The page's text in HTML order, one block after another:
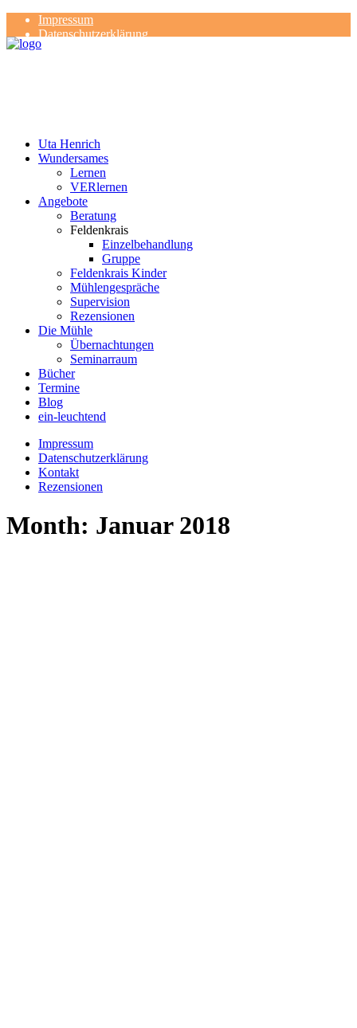
Impressum
Datenschutzerklärung
Kontakt
Uta Henrich
Wundersames
Lernen
VERlernen
Angebote
Beratung
Feldenkrais
Einzelbehandlung
Gruppe
Feldenkrais Kinder
Mühlengespräche
Supervision
Rezensionen
Die Mühle
Übernachtungen
Seminarraum
Bücher
Termine
Blog
ein-leuchtend
Impressum
Datenschutzerklärung
Kontakt
Rezensionen
Month: Januar 2018